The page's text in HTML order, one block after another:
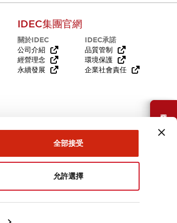
全部接受
允許選擇
需要幫助嗎？
IDEC集團官網
關於IDEC
公司介紹
經營理念
永續發展
IDEC承諾
品質管制
環境保護
企業社會責任
台灣